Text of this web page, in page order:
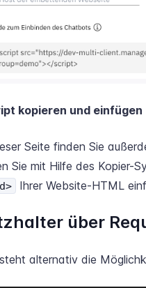
kopieren und einfügen
Seite finden Sie
Sie mit Hilfe des Kopier-
Ihrer Website-HTML
über
alternativ die